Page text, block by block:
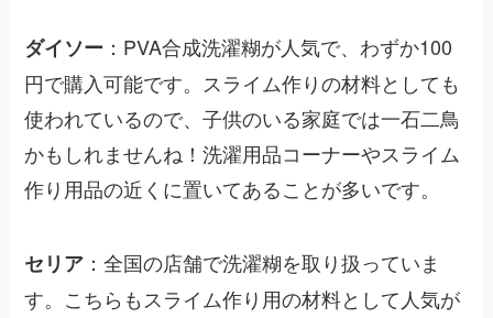
ダイソー ：PVA合成洗濯糊が人気で、わずか100
円で購入可能です。スライム作りの材料としても
使われているので、子供のいる家庭では一石二鳥
かもしれませんね！洗濯用品コーナーやスライム
作り用品の近くに置いてあることが多いです。
セリア ：全国の店舗で洗濯糊を取り扱っていま
す。こちらもスライム作り用の材料として人気が